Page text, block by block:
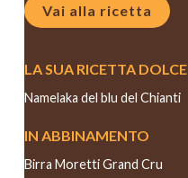
Vai alla ricetta
LA SUA RICETTA DOLCE
Namelaka del blu del Chianti
IN ABBINAMENTO
Birra Moretti Grand Cru